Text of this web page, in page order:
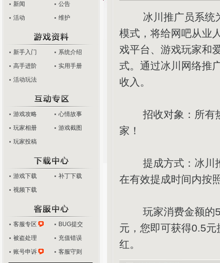
新闻
公告
活动
维护
新手入门
系统介绍
高手进阶
实用手册
活动玩法
游戏攻略
心情故事
玩家相册
游戏截图
玩家投稿
游戏下载
补丁下载
视频下载
客服专区
BUG提交
被盗处理
充值错误
账号申诉
客服守则
冰川推广员系统为
模式，将给网吧从业
戏平台、游戏玩家和
式。通过冰川网络推
收入。
招收对象：所有热
家！
提成方式：冰川推
在有效提成时间内按
玩家消费金额的
元，您即可获得0.5
红。